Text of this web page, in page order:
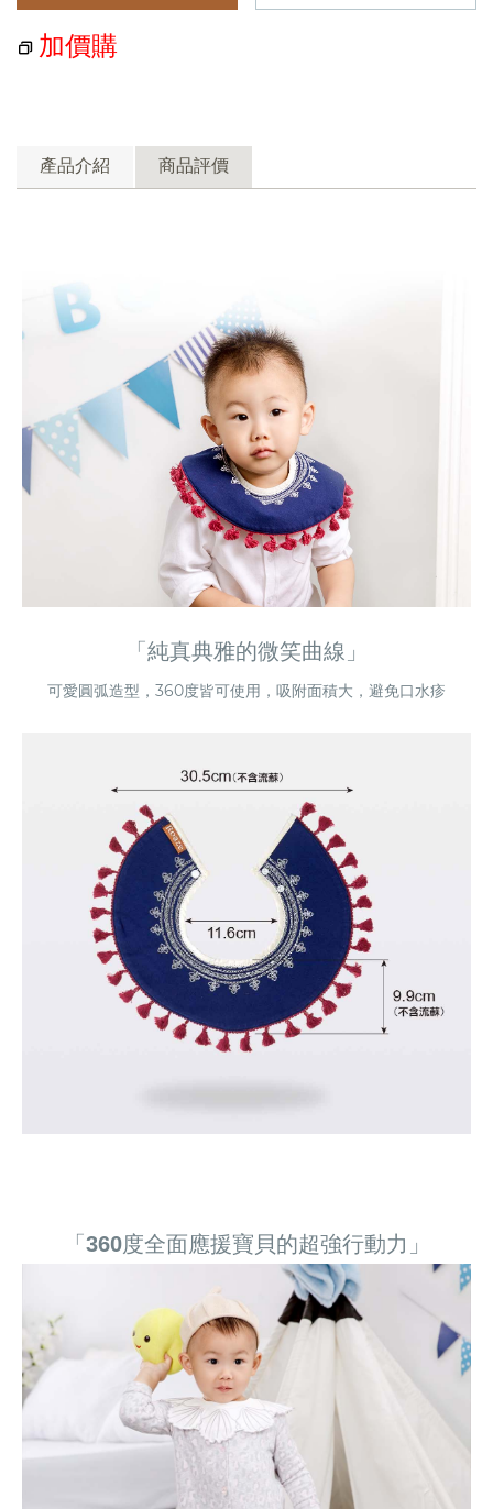
加價購
產品介紹 商品評價
「純真典雅的微笑曲線」
可愛圓弧造型，360度皆可使用，吸附面積大，避免口水疹
「360度全面應援寶貝的超強行動力」